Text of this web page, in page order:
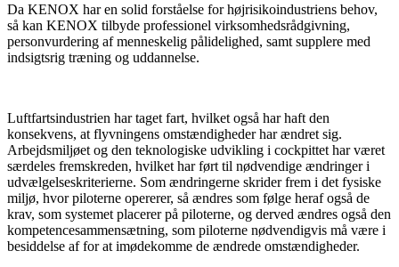
Da KENOX har en solid forståelse for højrisikoindustriens behov,
så kan KENOX tilbyde professionel virksomhedsrådgivning,
personvurdering af menneskelig pålidelighed, samt supplere med
indsigtsrig træning og uddannelse.
Luftfartsindustrien har taget fart, hvilket også har haft den
konsekvens, at flyvningens omstændigheder har ændret sig.
Arbejdsmiljøet og den teknologiske udvikling i cockpittet har været
særdeles fremskreden, hvilket har ført til nødvendige ændringer i
udvælgelseskriterierne. Som ændringerne skrider frem i det fysiske
miljø, hvor piloterne opererer, så ændres som følge heraf også de
krav, som systemet placerer på piloterne, og derved ændres også den
kompetencesammensætning, som piloterne nødvendigvis må være i
besiddelse af for at imødekomme de ændrede omstændigheder.